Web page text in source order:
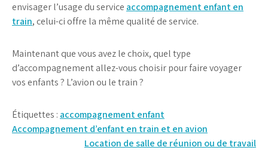
envisager l’usage du service accompagnement enfant en
train, celui-ci offre la même qualité de service.
Maintenant que vous avez le choix, quel type
d’accompagnement allez-vous choisir pour faire voyager
vos enfants ? L’avion ou le train ?
Étiquettes : accompagnement enfant
Navigation
Accompagnement d’enfant en train et en avion
Location de salle de réunion ou de travail